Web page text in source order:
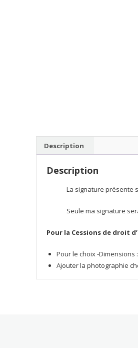
Description
Description
La signature présente
Seule ma signature
Pour la Cessions de droit
Pour le choix -
Ajouter la photographie